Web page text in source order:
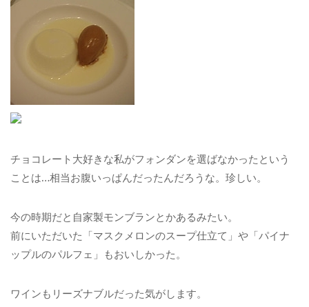
チョコレート大好きな私がフォンダンを選ばなかったという
ことは…相当お腹いっぱんだったんだろうな。珍しい。
今の時期だと自家製モンブランとかあるみたい。
前にいただいた「マスクメロンのスープ仕立て」や「パイナ
ップルのパルフェ」もおいしかった。
ワインもリーズナブルだった気がします。